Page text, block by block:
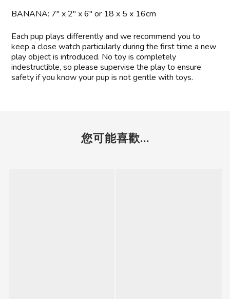
BANANA: 7" x 2" x 6" or 18 x 5 x 16cm
Each pup plays differently and we recommend you to
keep a close watch particularly during the first time a new
play object is introduced. No toy is completely
indestructible, so please supervise the play to ensure
safety if you know your pup is not gentle with toys.
您可能喜歡...